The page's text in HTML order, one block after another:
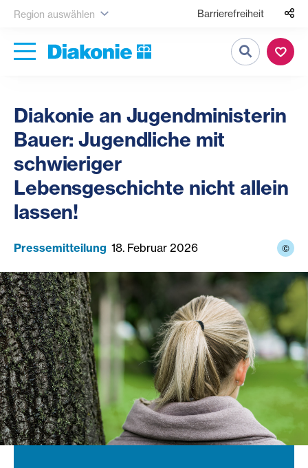
Region auswählen Barrierefreiheit
Suche
Diakonie an Jugendministerin
Bauer: Jugendliche mit
schwieriger
Lebensgeschichte nicht allein
lassen!
Pressemitteilung 18. Februar 2026 ©